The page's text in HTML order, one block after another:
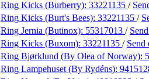
Ring Kicks (Burberry): 33221135 /
Ring Kicks (Burt's Bees): 33221135 /
Ring Jernia (Butinox): 55317013 /
Ring Kicks (Buxom): 33221135 / Send
Ring Bjørklund (By Olea of Norway):
Ring Lampehuset (By Rydéns):